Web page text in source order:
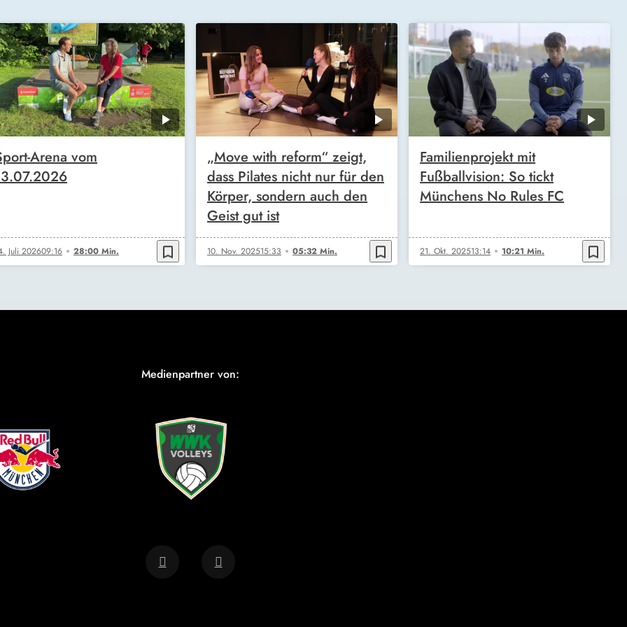
Arena vom
Juli 202609:16 28:00 Min. bookmark_border
„Move with reform“ zeigt,
dass Pilates nicht nur für den
Körper, sondern auch den
Geist gut ist
10. Nov. 202515:33 05:32 Min. bookmark_border
Familienprojekt mit
Fußballvision: So tickt
Münchens No Rules FC
21. Okt. 202513:14 10:21 Min. bookmark_border
Medienpartner von: